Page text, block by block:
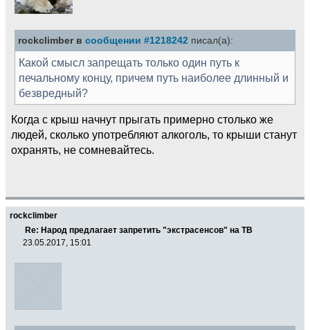
rockclimber в сообщении #1218242 писал(а):
Какой смысл запрещать только один путь к
печальному концу, причем путь наиболее длинный и
безвредный?
Когда с крыш начнут прыгать примерно столько же
людей, сколько употребляют алкоголь, то крыши станут
охранять, не сомневайтесь.
rockclimber
Re: Народ предлагает запретить "экстрасенсов" на ТВ
23.05.2017, 15:01